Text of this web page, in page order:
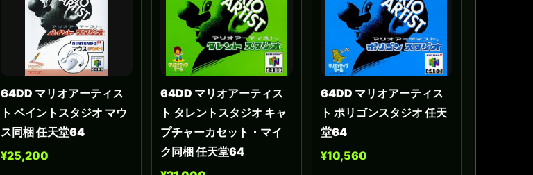
64DD マリオアーティス
ト ペイントスタジオ マウ
ス同梱 任天堂64
¥25,200
64DD マリオアーティス
ト タレントスタジオ キャ
プチャーカセット・マイ
ク同梱 任天堂64
64DD マリオアーティス
ト ポリゴンスタジオ 任天
堂64
¥10,560